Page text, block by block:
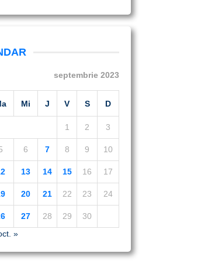
septembrie 2023
Mi J V S D
1 2 3
6 7 8 9 10
13 14 15 16 17
20 21 22 23 24
27 28 29
30
»